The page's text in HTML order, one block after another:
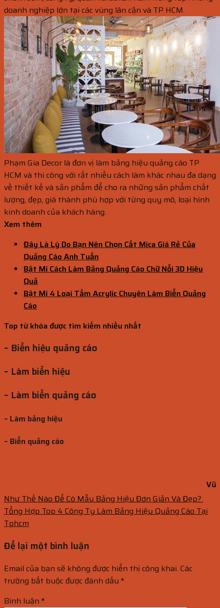
doanh nghiệp lớn tại các vùng lân cận và TP HCM.
Phạm Gia Decor là đơn vị làm bảng hiệu quảng cáo TP
HCM và thi công với rất nhiều cách làm khác nhau đa dạng
về thiết kế và sản phẩm để cho ra những sản phẩm chất
lượng, đẹp, giá thành phù hợp với từng quy mô, loại hình
kinh doanh của khách hàng.
Xem thêm
Đây Là Lý Do Bạn Nên Chọn Cắt Mica Giá Rẻ Của
Quảng Cáo Anh Tuấn
Bật Mí Cách Làm Bảng Quảng Cáo Chữ Nổi 3D Hiệu
Quả
Bật Mí 4 Loại Tấm Acrylic Chuyên Làm Biển Quảng
Cáo
Top từ khóa được tìm kiếm nhiều nhất
– Biển hiệu quảng cáo
– Làm biển hiệu
– Làm biển quảng cáo
– Làm bảng hiệu
– Biển quảng cáo
Vũ
Như Thế Nào Để Có Mẫu Bảng Hiệu Đơn Giản Và Đẹp?
Tổng Hợp Top 4 Công Ty Làm Bảng Hiệu Quảng Cáo Tại
Tphcm
Để lại một bình luận
Email của bạn sẽ không được hiển thị công khai. Các
trường bắt buộc được đánh dấu *
Bình luận *